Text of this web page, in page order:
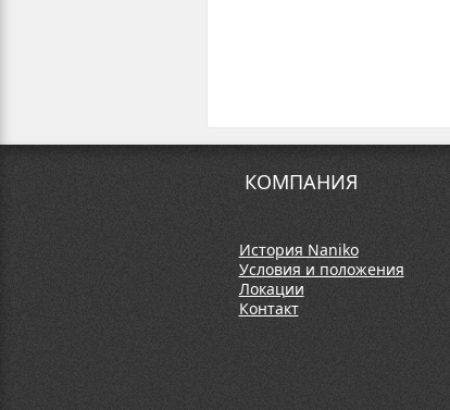
КОМПАНИЯ
История Naniko
Условия и положения
Локации
Контакт